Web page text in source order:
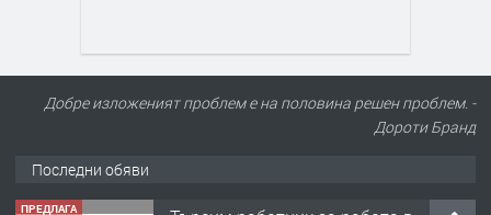
Добре изложеният проблем е на половина решен проблем. -
Дороти Бранд
Последни обяви
ПРЕДЛАГА